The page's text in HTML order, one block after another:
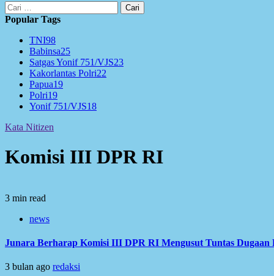
Cari
untuk:
Popular Tags
TNI98
Babinsa25
Satgas Yonif 751/VJS23
Kakorlantas Polri22
Papua19
Polri19
Yonif 751/VJS18
Kata Nitizen
Komisi III DPR RI
3 min read
news
Junara Berharap Komisi III DPR RI Mengusut Tuntas Dugaan
3 bulan ago redaksi